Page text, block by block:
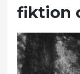
fiktion